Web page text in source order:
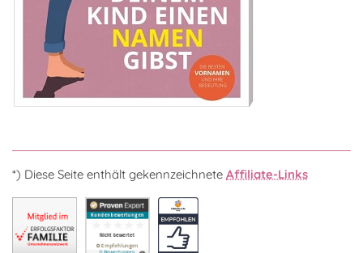
*) Diese Seite enthält gekennzeichnete Affiliate-Links